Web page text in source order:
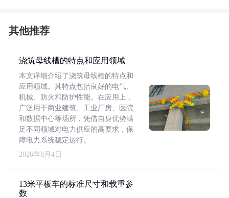
其他推荐
浇筑母线槽的特点和应用领域
本文详细介绍了浇筑母线槽的特点和
应用领域。其特点包括良好的电气、
机械、防火和防护性能。在应用上，
广泛用于商业建筑、工业厂房、医院
和数据中心等场所，凭借自身优势满
足不同领域对电力供应的高要求，保
障电力系统稳定运行。
2026年8月4日
13米平板车的标准尺寸和载重参
数